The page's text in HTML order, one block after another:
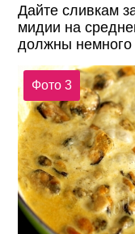
Дайте сливкам
мидии на
должны немного
Фото 3